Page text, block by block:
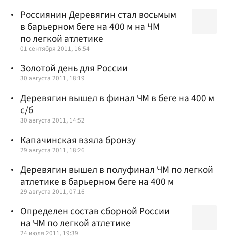
Россиянин Деревягин стал восьмым
в барьерном беге на 400 м на ЧМ
по легкой атлетике
01 сентября 2011, 16:54
Золотой день для России
30 августа 2011, 18:19
Деревягин вышел в финал ЧМ в беге на 400 м
с/б
30 августа 2011, 14:52
Капачинская взяла бронзу
29 августа 2011, 18:26
Деревягин вышел в полуфинал ЧМ по легкой
атлетике в барьерном беге на 400 м
29 августа 2011, 07:16
Определен состав сборной России
на ЧМ по легкой атлетике
24 июля 2011, 19:39